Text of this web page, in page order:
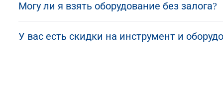
Могу ли я взять оборудование без залога?
У вас есть скидки на инструмент и